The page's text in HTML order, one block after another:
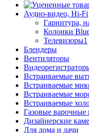
Аудио-видео, Hi-Fi
Гарнитура,
Колонки
Телевизоры1
Блендеры
Вентиляторы
Встраиваемые
Встраиваемые
Встраиваемые
Встраиваемые
Газовые варочные
Дизайнерские
Для дома и дачи